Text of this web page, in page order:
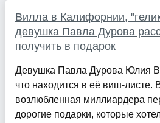
Вилла в Калифорнии,
девушка Павла Дурова
получить в подарок
Девушка Павла Дурова Юлия
что находится в её виш-листе.
возлюбленная миллиардера
дорогие подарки, которые